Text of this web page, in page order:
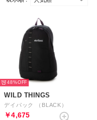
48%
WILD THINGS
デイパック （BLACK）
￥4,675